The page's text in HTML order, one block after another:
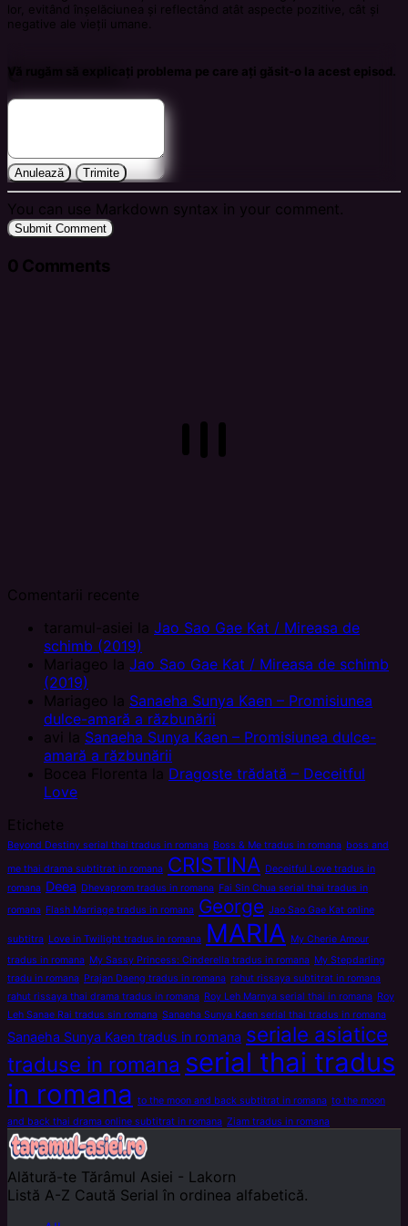
lor, evitând înșelăciunea și reflectând atât aspecte pozitive, cât și
negative ale vieții umane.
Vă rugăm să explicați problema pe care ați găsit-o la acest episod.
Anulează Trimite
Comments
You can use Markdown syntax in your comment.
Submit Comment
0 Comments
Comentarii recente
taramul-asiei
la Jao Sao Gae Kat / Mireasa de
schimb (2019)
Mariageo la Jao Sao Gae Kat / Mireasa de schimb
(2019)
Mariageo la Sanaeha Sunya Kaen – Promisiunea
dulce-amară a răzbunării
avi
la Sanaeha Sunya Kaen – Promisiunea dulce-
amară a răzbunării
Bocea Florenta la Dragoste trădată – Deceitful
Love
Etichete
Beyond Destiny serial thai tradus in romana Boss & Me tradus in romana boss and
me thai drama subtitrat in romana CRISTINA Deceitful Love tradus in
romana Deea Dhevaprom tradus in romana Fai Sin Chua serial thai tradus in
romana Flash Marriage tradus in romana George Jao Sao Gae Kat online
subtitra Love in Twilight tradus in romana MARIA My Cherie Amour
tradus in romana My Sassy Princess: Cinderella tradus in romana My Stepdarling
tradu in romana Prajan Daeng tradus in romana rahut rissaya subtitrat in romana
rahut rissaya thai drama tradus in romana Roy Leh Marnya serial thai in romana Roy
Leh Sanae Rai tradus sin romana Sanaeha Sunya Kaen serial thai tradus in romana
Sanaeha Sunya Kaen tradus in romana seriale asiatice
traduse in romana serial thai tradus
in romana to the moon and back subtitrat in romana to the moon
and back thai drama online subtitrat in romana Ziam tradus in romana
Alătură-te Tărâmul Asiei - Lakorn
Listă A-Z Caută Serial în ordinea alfabetică.